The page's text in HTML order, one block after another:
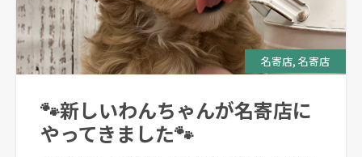
名寄店, 名寄店
🐾新しいわんちゃんが名寄店に
やってきました🐾